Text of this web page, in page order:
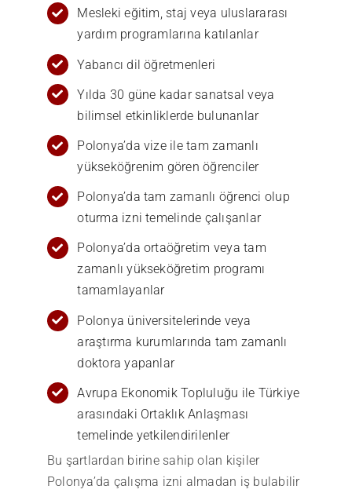
Mesleki eğitim, staj veya uluslararası
yardım programlarına katılanlar
Yabancı dil öğretmenleri
Yılda 30 güne kadar sanatsal veya
bilimsel etkinliklerde bulunanlar
Polonya’da vize ile tam zamanlı
yükseköğrenim gören öğrenciler
Polonya’da tam zamanlı öğrenci olup
oturma izni temelinde çalışanlar
Polonya’da ortaöğretim veya tam
zamanlı yükseköğretim programı
tamamlayanlar
Polonya üniversitelerinde veya
araştırma kurumlarında tam zamanlı
doktora yapanlar
Avrupa Ekonomik Topluluğu ile Türkiye
arasındaki Ortaklık Anlaşması
temelinde yetkilendirilenler
Bu şartlardan birine sahip olan kişiler
Polonya’da çalışma izni almadan iş bulabilir